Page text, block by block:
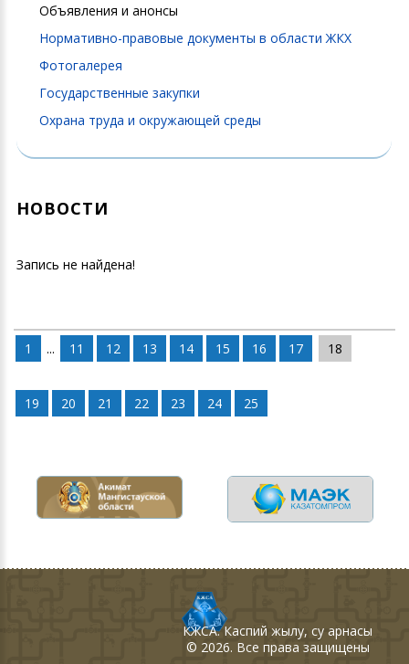
Объявления и анонсы
Нормативно-правовые документы в области ЖКХ
Фотогалерея
Государственные закупки
Охрана труда и окружающей среды
НОВОСТИ
Запись не найдена!
1 ... 11 12 13 14 15 16 17 18
19 20 21 22 23 24 25
КЖСА. Каспий жылу, су арнасы
© 2026. Все права защищены